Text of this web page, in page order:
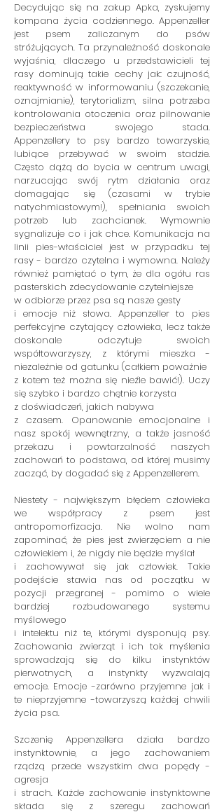
Decydując się na zakup Apka, zyskujemy
kompana życia codziennego. Appenzeller
jest psem zaliczanym do psów
stróżujących. Ta przynależność doskonale
wyjaśnia, dlaczego u przedstawicieli tej
rasy dominują takie cechy jak: czujność,
reaktywność w informowaniu (szczekanie,
oznajmianie), terytorializm, silna potrzeba
kontrolowania otoczenia oraz pilnowanie
bezpieczeństwa swojego stada.
Appenzellery to psy bardzo towarzyskie,
lubiące przebywać w swoim stadzie.
Często dążą do bycia w centrum uwagi,
narzucając swój rytm działania oraz
domagając się (czasami w trybie
natychmiastowym!), spełniania swoich
potrzeb lub zachcianek. Wymownie
sygnalizuje co i jak chce. Komunikacja na
linii pies-właściciel jest w przypadku tej
rasy - bardzo czytelna i wymowna. Należy
również pamiętać o tym, że dla ogółu ras
pasterskich zdecydowanie czytelniejsze
w odbiorze przez psa są nasze gesty
i emocje niż słowa. Appenzeller to pies
perfekcyjne czytający człowieka, lecz także
doskonale odczytuje swoich
współtowarzyszy, z którymi mieszka -
niezależnie od gatunku (całkiem poważnie
z kotem też można się nieźle bawić!). Uczy
się szybko i bardzo chętnie korzysta
z doświadczeń, jakich nabywa
z czasem. Opanowanie emocjonalne i
nasz spokój wewnętrzny, a także jasność
przekazu i powtarzalność naszych
zachowań to podstawa, od której musimy
zacząć, by dogadać się z Appenzellerem.
Niestety - największym błędem człowieka
we współpracy z psem jest
antropomorfizacja. Nie wolno nam
zapominać, że pies jest zwierzęciem a nie
człowiekiem i, że nigdy nie będzie myślał
i zachowywał się jak człowiek. Takie
podejście stawia nas od początku w
pozycji przegranej - pomimo o wiele
bardziej rozbudowanego systemu
myślowego
i intelektu niż te, którymi dysponują psy.
Zachowania zwierząt i ich tok myślenia
sprowadzają się do kilku instynktów
pierwotnych, a instynkty wyzwalają
emocje. Emocje -zarówno przyjemne jak i
te nieprzyjemne -towarzyszą każdej chwili
życia psa.
Szczenię Appenzellera działa bardzo
instynktownie, a jego zachowaniem
rządzą przede wszystkim dwa popędy -
agresja
i strach. Każde zachowanie instynktowne
składa się z szeregu zachowań